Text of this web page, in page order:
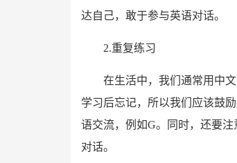
达自己，敢于参与英语对话。
2.重复练习
在生活中，我们通常用中
学习后忘记，所以我们应该鼓
语交流，例如G。同时，还要
对话。